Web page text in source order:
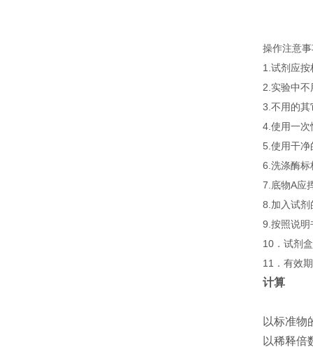
操作注意
1.试剂应
2.实验中
3.不用的其
4.使用一次
5.使用干净
6.洗涤酶标
7.底物A应
8.加入试剂
9.按照说明
10．试剂
11．有效
计算
以标准物
以稀释倍